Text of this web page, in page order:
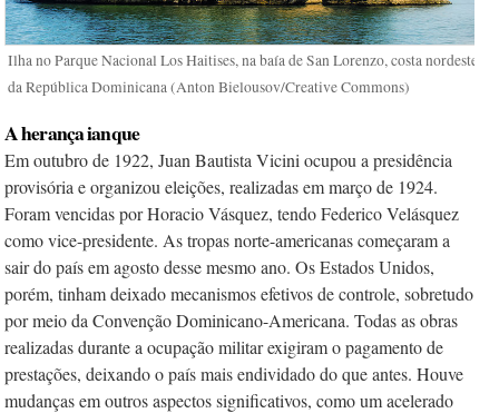
Ilha no Parque Nacional Los Haitises, na baía de San Lorenzo, costa nordeste
da República Dominicana (Anton Bielousov/Creative Commons)
A herança ianque
Em outubro de 1922, Juan Bautista Vicini ocupou a presidência
provisória e organizou eleições, realizadas em março de 1924.
Foram vencidas por Horacio Vásquez, tendo Federico Velásquez
como vice-presidente. As tropas norte-americanas começaram a
sair do país em agosto desse mesmo ano. Os Estados Unidos,
porém, tinham deixado mecanismos efetivos de controle, sobretudo
por meio da Convenção Dominicano-Americana. Todas as obras
realizadas durante a ocupação militar exigiram o pagamento de
prestações, deixando o país mais endividado do que antes. Houve
mudanças em outros aspectos significativos, como um acelerado